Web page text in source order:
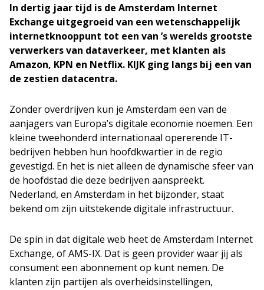
In dertig jaar tijd is de Amsterdam Internet
Exchange uitgegroeid van een wetenschappelijk
internetknooppunt tot een van ’s werelds grootste
verwerkers van dataverkeer, met klanten als
Amazon, KPN en Netflix. KIJK ging langs bij een van
de zestien datacentra.
Zonder overdrijven kun je Amsterdam een van de
aanjagers van Europa’s digitale economie noemen. Een
kleine tweehonderd internationaal opererende IT-
bedrijven hebben hun hoofdkwartier in de regio
gevestigd. En het is niet alleen de dynamische sfeer van
de hoofdstad die deze bedrijven aanspreekt.
Nederland, en Amsterdam in het bijzonder, staat
bekend om zijn uitstekende digitale infrastructuur.
De spin in dat digitale web heet de Amsterdam Internet
Exchange, of AMS-IX. Dat is geen provider waar jij als
consument een abonnement op kunt nemen. De
klanten zijn partijen als overheidsinstellingen,